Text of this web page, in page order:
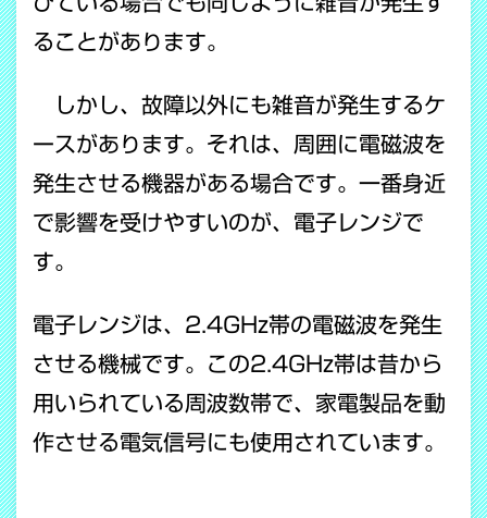
ることがあります。
しかし、故障以外にも雑音が発生するケ
ースがあります。それは、周囲に電磁波を
発生させる機器がある場合です。一番身近
で影響を受けやすいのが、電子レンジで
す。
電子レンジは、2.4GHz帯の電磁波を発生
させる機械です。この2.4GHz帯は昔から
用いられている周波数帯で、家電製品を動
作させる電気信号にも使用されています。